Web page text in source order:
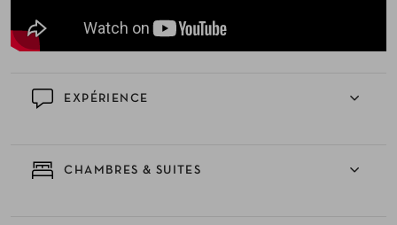
EXPÉRIENCE
CHAMBRES & SUITES